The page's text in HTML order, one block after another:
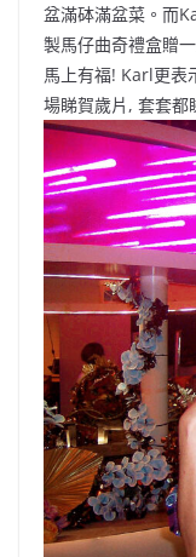
盆滿砵滿盆菜。而
製馬仔曲奇禮盒贈
馬上有福! Karl更表
場睇賀歲片, 套套都